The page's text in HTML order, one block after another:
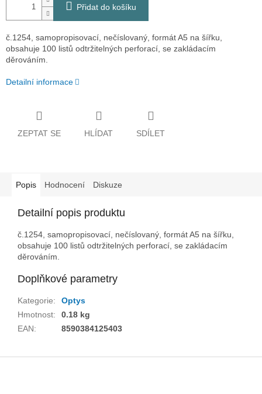
Přidat do košíku
č.1254, samopropisovací, nečíslovaný, formát A5 na šířku,
obsahuje 100 listů odtržitelných perforací, se zakládacím
děrováním.
Detailní informace
ZEPTAT SE HLÍDAT SDÍLET
Popis Hodnocení Diskuze
Detailní popis produktu
č.1254, samopropisovací, nečíslovaný, formát A5 na šířku,
obsahuje 100 listů odtržitelných perforací, se zakládacím
děrováním.
Doplňkové parametry
Kategorie:
Optys
Hmotnost:
0.18 kg
EAN: 8590384125403